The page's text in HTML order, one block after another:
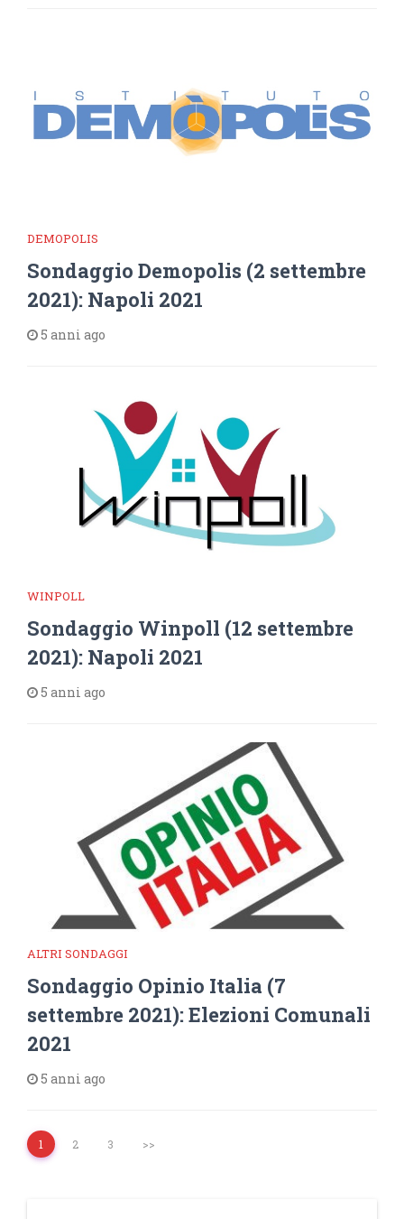
DEMOPOLIS
Sondaggio Demopolis (2 settembre
2021): Napoli 2021
5 anni ago
WINPOLL
Sondaggio Winpoll (12 settembre
2021): Napoli 2021
5 anni ago
ALTRI SONDAGGI
Sondaggio Opinio Italia (7
settembre 2021): Elezioni Comunali
2021
5 anni ago
1 2 3 >>